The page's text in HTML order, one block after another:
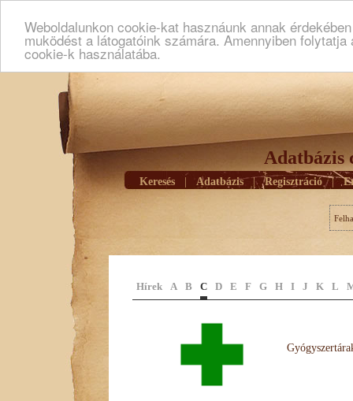
Weboldalunkon cookie-kat hasznáunk annak
muködést a látogatóink számára. Amennyiben
cookie-k használatába.
Adatbázis
Keresés Adatbázis | Regisztráció |
Hírek A B C D E F G H I J K L